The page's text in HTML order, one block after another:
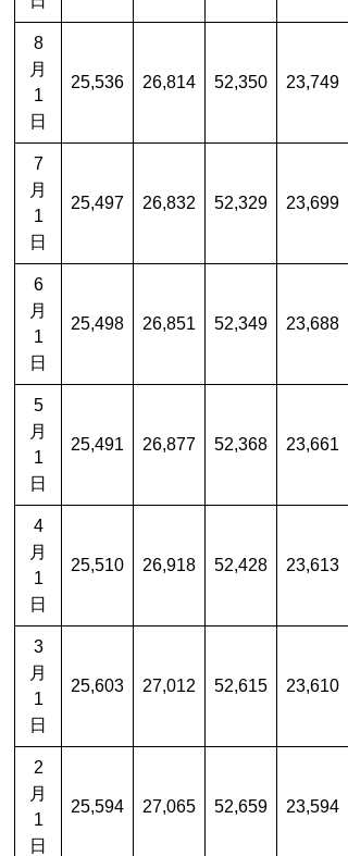
8
月
1
日
25,536 26,814 52,350 23,749
7
月
1
日
25,497 26,832 52,329 23,699
6
月
1
日
25,498 26,851 52,349 23,688
5
月
1
日
25,491 26,877 52,368 23,661
4
月
1
日
25,510 26,918 52,428 23,613
3
月
1
日
25,603 27,012 52,615 23,610
2
月
1
日
25,594 27,065 52,659 23,594